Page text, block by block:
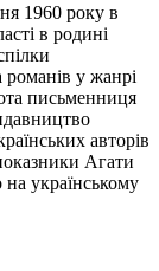
1960 року в
в родині
у жанрі
письменниця
авторів
Агати
українському